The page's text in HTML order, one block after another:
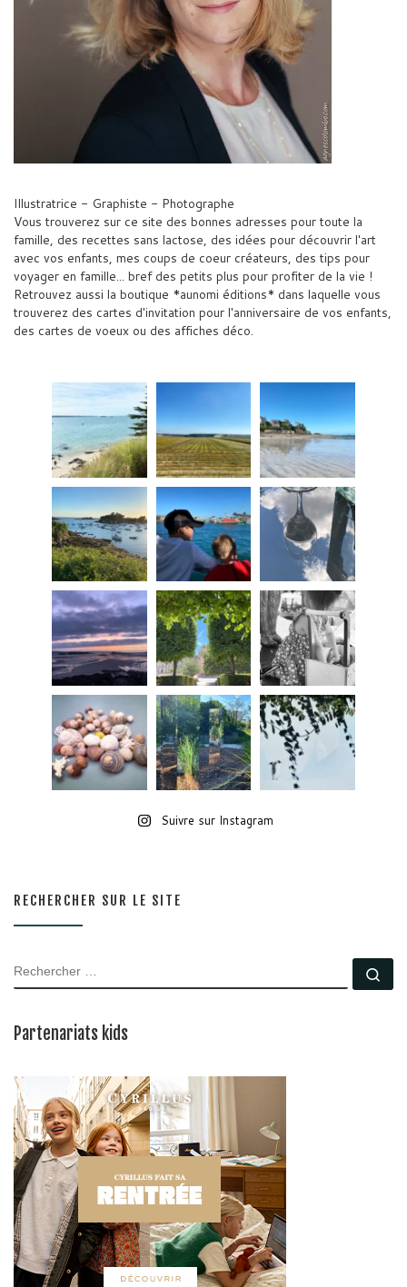
Illustratrice - Graphiste - Photographe
Vous trouverez sur ce site des bonnes adresses pour toute la
famille, des recettes sans lactose, des idées pour découvrir l'art
avec vos enfants, mes coups de coeur créateurs, des tips pour
voyager en famille... bref des petits plus pour profiter de la vie !
Retrouvez aussi la boutique *aunomi éditions* dans laquelle vous
trouverez des cartes d'invitation pour l'anniversaire de vos enfants,
des cartes de voeux ou des affiches déco.
Suivre sur Instagram
RECHERCHER SUR LE SITE
RECHERCHER
Partenariats kids